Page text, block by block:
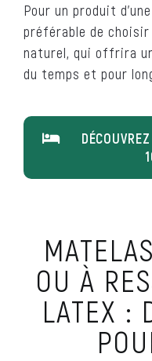
Pour un produit
préférable de choisir
naturel, qui offrira
du temps et pour
OU À
LATEX :